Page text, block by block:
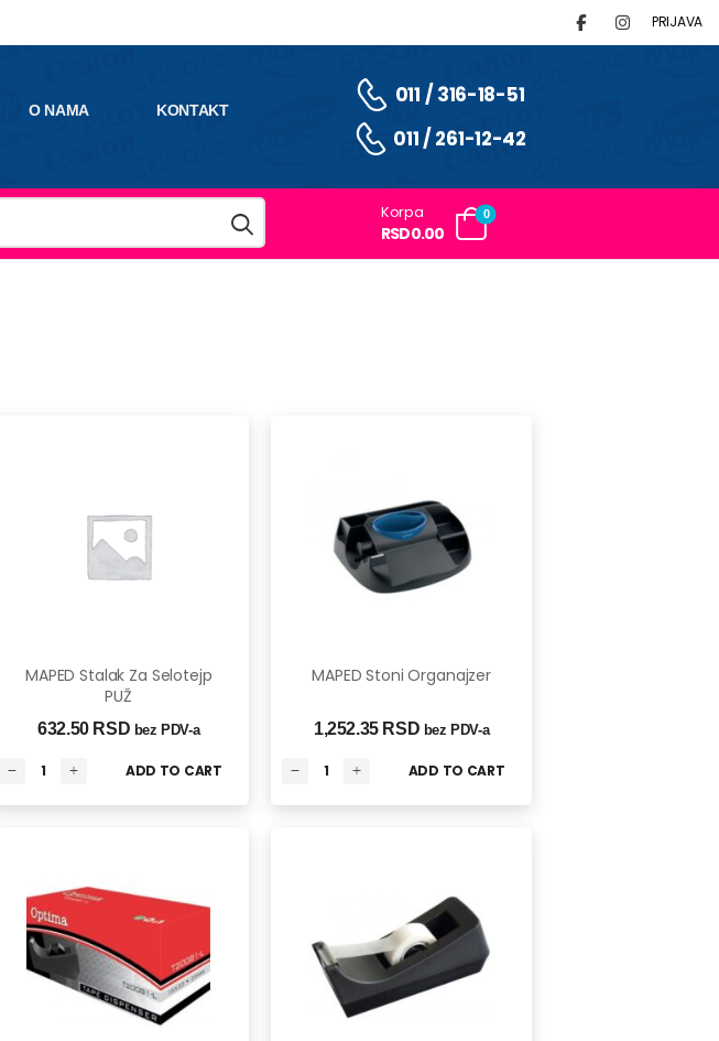
PRIJAVA
O NAMA KONTAKT
011 / 316-18-51
011 / 261-12-42
Korpa
RSD0.00
0
MAPED Stalak Za Selotejp
PUŽ
632.50 RSD bez PDV-a
ADD TO CART
MAPED Stoni Organajzer
1,252.35 RSD bez PDV-a
ADD TO CART